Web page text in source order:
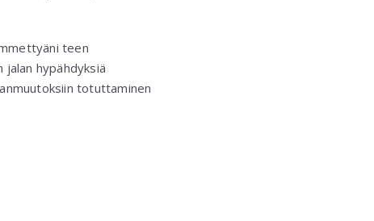
teen
hypähdyksiä
totuttaminen